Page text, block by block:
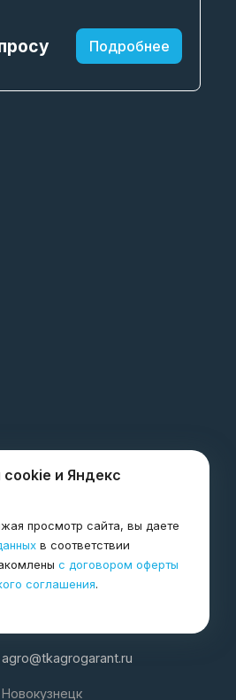
Подробнее
agro@tkagrogarant.ru
Новокузнецк
и Яндекс
просмотр сайта, вы даете
в соответствии
с договором оферты
соглашения.